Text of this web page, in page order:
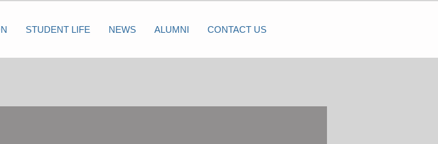
STUDENT LIFE NEWS ALUMNI CONTACT US